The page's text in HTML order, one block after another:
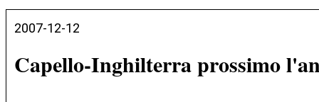
2007-12-12
Capello-Inghilterra prossimo